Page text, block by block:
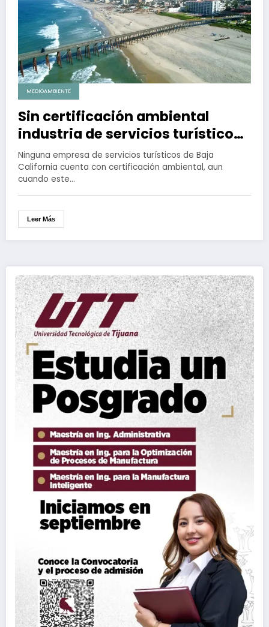
MEDIOAMBIENTE
Sin certificación ambiental
industria de servicios turísticos
de Baja California: Profepa
Ninguna empresa de servicios turísticos de Baja
California cuenta con certificación ambiental, aun
cuando este…
Leer Más